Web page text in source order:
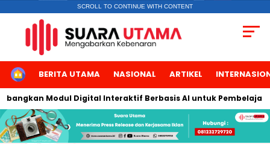
SCROLL TO CONTINUE WITH CONTENT
HOMEBERITA UTAMA NASIONAL ARTIKEL
Modul Digital Interaktif Berbasis AI untuk Pembelajaran